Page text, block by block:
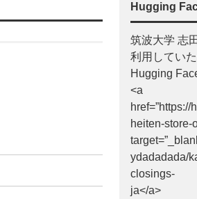
Hugging
筑波大学 志
利用してい
Hugging
<a
heiten-store-
ydadadada/
closings-
ja</a>